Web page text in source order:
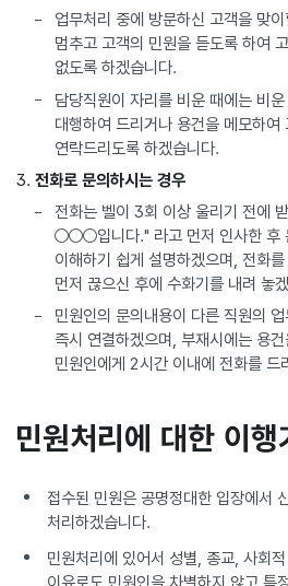
업무처리 중에 방문하신 고객을 맞
멈추고 고객의 민원을 듣도록 하여
없도록 하겠습니다.
담당직원이 자리를 비운 때에는 비
대행하여 드리거나 용건을 메모하여
연락드리도록 하겠습니다.
전화로 문의하시는 경우
전화는 벨이 3회 이상 울리기 전에
○○○입니다." 라고 먼저 인사한 후
이해하기 쉽게 설명하겠으며, 전화
먼저 끊으신 후에 수화기를 내려 놓
민원인의 문의내용이 다른 직원의
즉시 연결하겠으며, 부재시에는 용
민원인에게 2시간 이내에 전화를 드
민원처리에 대한 이행
접수된 민원은 공명정대한 입장에서
처리하겠습니다.
민원처리에 있어서 성별, 종교, 사회
이유로도 민원인을 차별하지 않고 특